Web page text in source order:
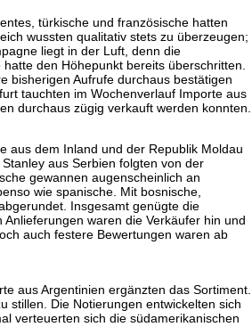
türkische und französische hatten
wussten qualitativ stets zu überzeugen;
liegt in der Luft, denn die
den Höhepunkt bereits überschritten.
bisherigen Aufrufe durchaus bestätigen
tauchten im Wochenverlauf Importe aus
durchaus zügig verkauft werden konnten.
aus dem Inland und der Republik Moldau
aus Serbien folgten von der
gewannen augenscheinlich an
wie spanische. Mit bosnische,
Insgesamt genügte die
waren die Verkäufer hin und
auch festere Bewertungen waren ab
aus Argentinien ergänzten das Sortiment.
stillen. Die Notierungen entwickelten sich
verteuerten sich die südamerikanischen